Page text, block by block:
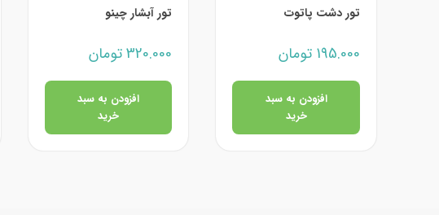
تور دشت پاتوت
195.000 تومان
افزودن به سبد
خرید
تور آبشار چینو
320.000تومان
افزودن به سبد
خرید